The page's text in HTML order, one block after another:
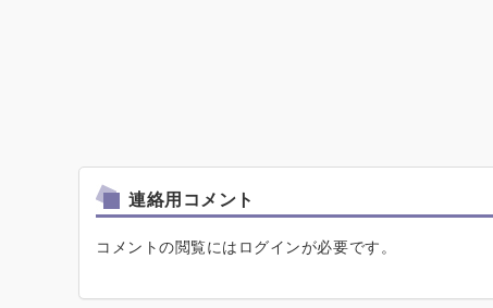
連絡用コメント
コメントの閲覧にはログインが必要です。